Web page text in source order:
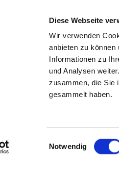
Diese Webseite
Wir verwenden
anbieten zu können
Informationen zu
und Analysen
zusammen, die Sie
gesammelt haben.
Einwilligungsauswahl
Notwendig
Zur Krankenhaus-Startseite